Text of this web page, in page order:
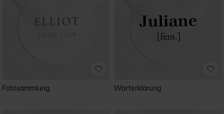
Fotosammlung Worterklärung